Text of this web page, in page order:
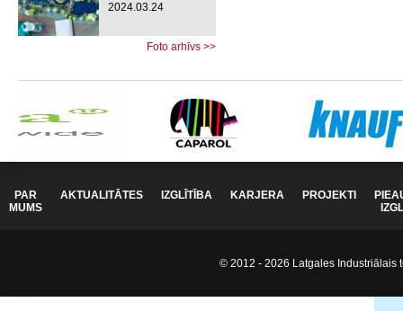
2024.03.24
Foto arhīvs >>
PAR
MUMS
AKTUALITĀTES IZGLĪTĪBA KARJERA PROJEKTI
© 2012 - 2026 Latgales Industriālais